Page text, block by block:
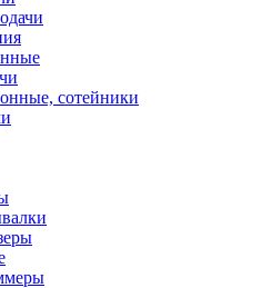
сотейники